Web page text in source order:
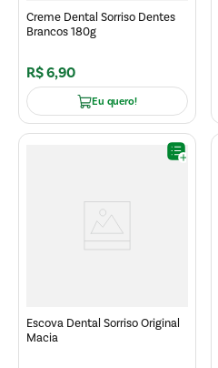
Creme Dental Sorriso Dentes
Brancos 180g
R$6,90
Eu quero!
Escova Dental Sorriso Original
Macia